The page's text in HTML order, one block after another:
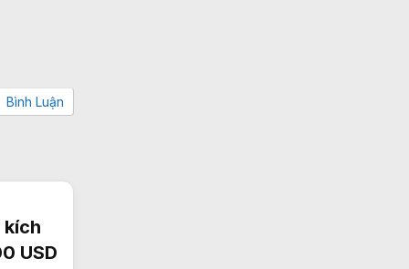
Bình Luận
kích
USD